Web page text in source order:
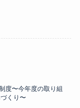
度〜今年度の取り組
くり〜